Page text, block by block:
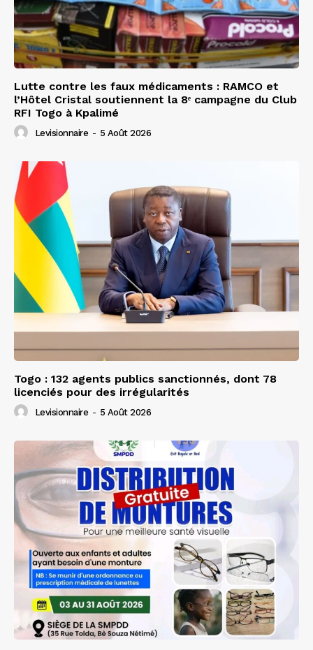
Lutte contre les faux médicaments : RAMCO et
l’Hôtel Cristal soutiennent la 8ᵉ campagne du Club
RFI Togo à Kpalimé
Levisionnaire - 5 Août 2026
Togo : 132 agents publics sanctionnés, dont 78
licenciés pour des irrégularités
Levisionnaire - 5 Août 2026